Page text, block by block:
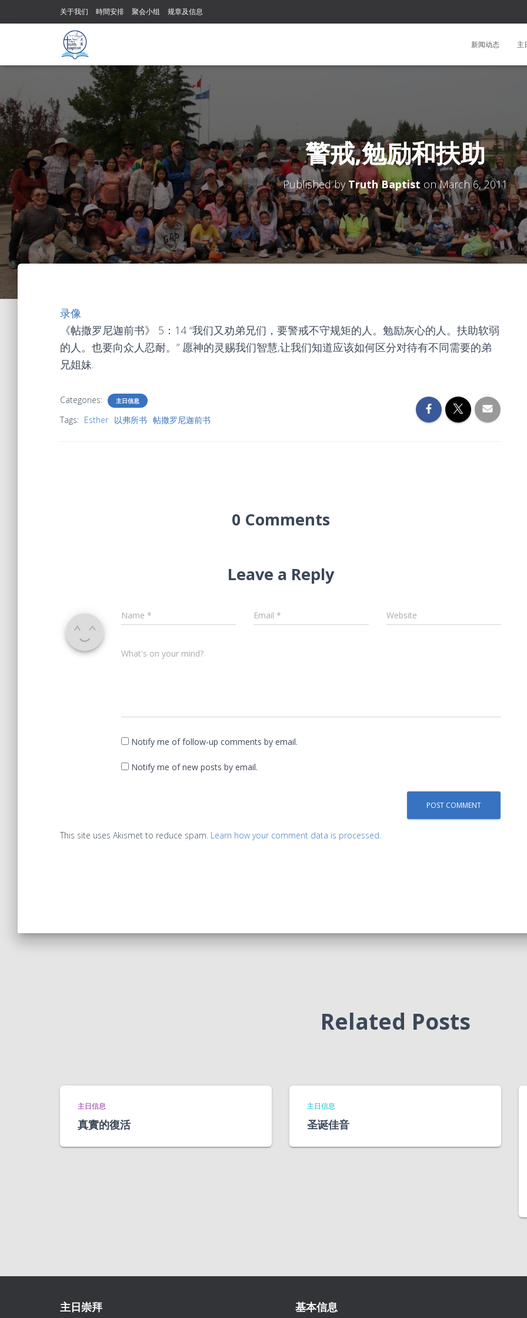
关于我们 時間安排 聚会小组 规章及信息
新闻动态 主
警戒,勉励和扶助
Published by Truth Baptist onMarch 6, 2011
录像
《帖撒罗尼迦前书》 5：14 “我们又劝弟兄们，要警戒不守规矩的人。勉励灰心的人。扶助软弱
的人。也要向众人忍耐。” 愿神的灵赐我们智慧,让我们知道应该如何区分对待有不同需要的弟
兄姐妹.
Categories: 主日信息
Tags: Esther 以弗所书 帖撒罗尼迦前书
0 Comments
Leave a Reply
Name * Email * Website
What's on your mind?
Notify me of follow-up comments by email.
Notify me of new posts by email.
This site uses Akismet to reduce spam. Learn how your comment data is processed.
Related Posts
主日信息
真實的復活
主日信息
圣诞佳音
主日崇拜 基本信息